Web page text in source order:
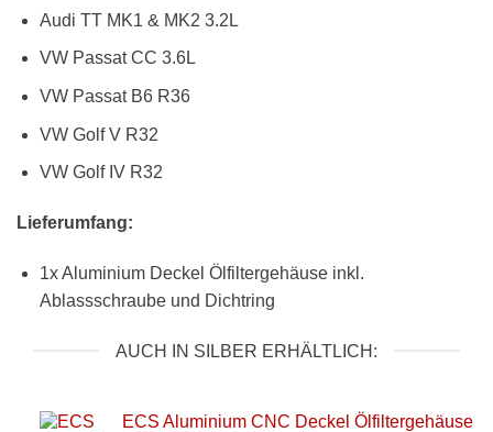
Audi TT MK1 & MK2 3.2L
VW Passat CC 3.6L
VW Passat B6 R36
VW Golf V R32
VW Golf IV R32
Lieferumfang:
1x Aluminium Deckel Ölfiltergehäuse inkl.
Ablassschraube und Dichtring
AUCH IN SILBER ERHÄLTLICH:
ECS Aluminium CNC Deckel Ölfiltergehäuse